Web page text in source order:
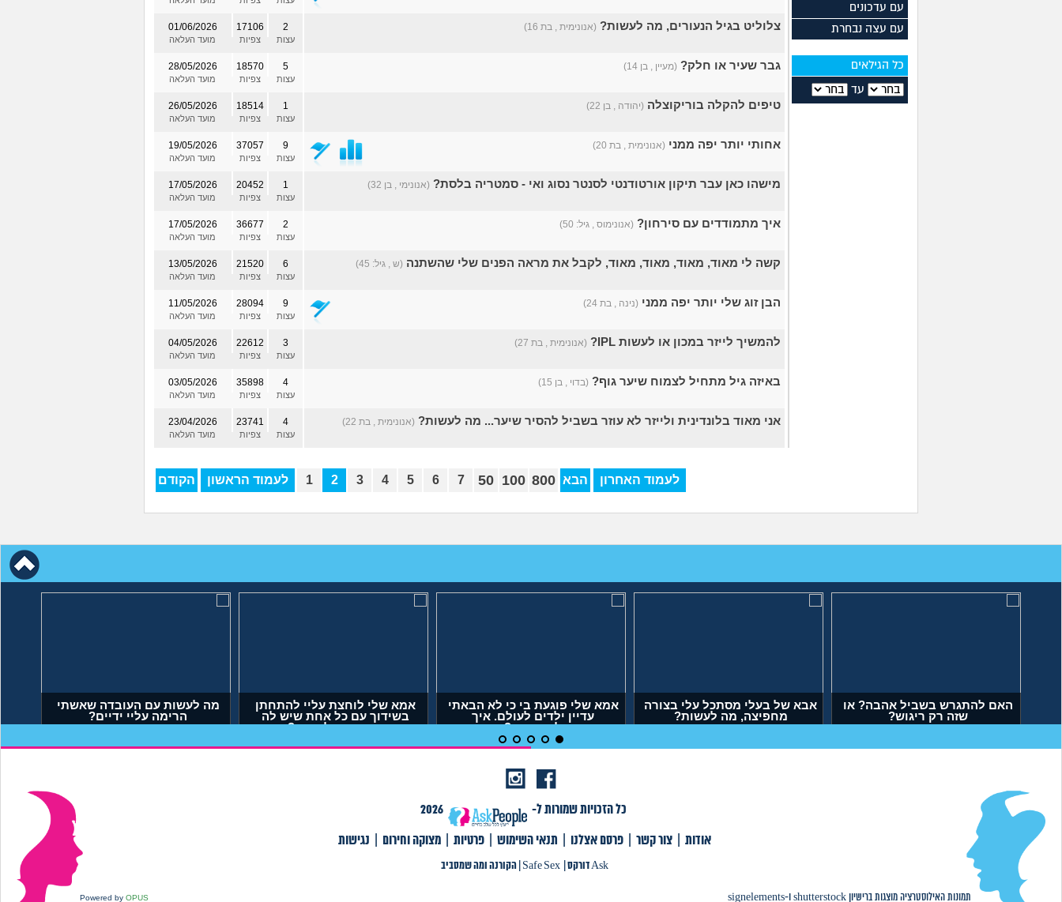
עם עדכונים
עם עצה נבחרת
כל הגילאים
עד
צלוליט בגיל הנעורים, מה לעשות? (אנונימית , בת 16) 01/06/2026
מועד העלאה
17106
צפיות
2
עצות
גבר שעיר או חלק? (מעיין , בן 14) 28/05/2026
מועד העלאה
18570
צפיות
5
עצות
טיפים להקלה בוריקוצלה (יהודה , בן 22) 26/05/2026
מועד העלאה
18514
צפיות
1
עצות
אחותי יותר יפה ממני (אנונימית , בת 20) 19/05/2026
מועד העלאה
37057
צפיות
9
עצות
מישהו כאן עבר תיקון אורטודנטי לסנטר נסוג ואי - סמטריה בלסת? (אנונימי , בן 32) 17/05/2026
מועד העלאה
20452
צפיות
1
עצות
איך מתמודדים עם סירחון? (אנונימוס , גיל: 50) 17/05/2026
מועד העלאה
36677
צפיות
2
עצות
קשה לי מאוד, מאוד, מאוד, מאוד, לקבל את מראה הפנים שלי שהשתנה (ש , גיל: 45) 13/05/2026
מועד העלאה
21520
צפיות
6
עצות
הבן זוג שלי יותר יפה ממני (נינה , בת 24) 11/05/2026
מועד העלאה
28094
צפיות
9
עצות
להמשיך לייזר במכון או לעשות IPL? (אנונימית , בת 27) 04/05/2026
מועד העלאה
22612
צפיות
3
עצות
באיזה גיל מתחיל לצמוח שיער גוף? (בדוי , בן 15) 03/05/2026
מועד העלאה
35898
צפיות
4
עצות
אני מאוד בלונדינית ולייזר לא עוזר בשביל להסיר שיער... מה לעשות? (אנונימית , בת 22) 23/04/2026
מועד העלאה
23741
צפיות
4
עצות
הקודם לעמוד הראשון 1 2 3 4 5 6 7 50 100 800 הבא לעמוד האחרון
אמא שלי פוגעת בי כי לא הבאתי
עדיין ילדים לעולם. איך
להתמודד?
(אנונימית, בת 29)
אבא של בעלי מסתכל עלי בצורה
מחפיצה, מה לעשות?
האם להתגרש בשביל אהבה? או
שזה רק ריגוש?
מה לעשות עם העובדה שאשתי
הרימה עליי ידיים?
אמא שלי לוחצת עליי להתחתן
בשידוך עם כל אחת שיש לה
דופק, מה לעשות?
כל הזכויות שמורות ל-
2026
אודות|צור קשר|פרסם אצלנו|תנאי שימוש|פרטיות|תגיות|מצוקה וחירום|Ask דורקס אודות צור קשר פרסם אצלנו תנאי השימוש פרטיות מצוקה וחירום נגישות
Ask דורקס Safe Sex הקורנה ומה שמסביב
תמונות האילוסטרציה מוצגות ברישיון shutterstock ו-signelements
Powered by OPUS